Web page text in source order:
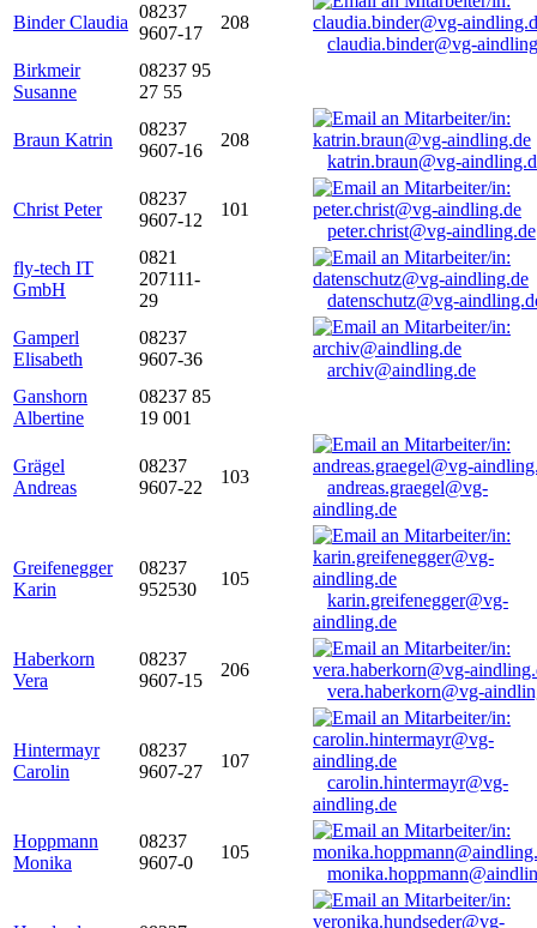
Binder Claudia
08237
9607-17
208
claudia.binder@vg-
Birkmeir
Susanne
08237 95
27 55
Braun Katrin
08237
9607-16
208
katrin.braun@vg-
Christ Peter
08237
9607-12
101
peter.christ@vg-aindling.de
fly-tech IT
GmbH
0821
207111-
29
datenschutz@vg-
Gamperl
Elisabeth
08237
9607-36
archiv@aindling.de
Ganshorn
Albertine
08237 85
19 001
Grägel
Andreas
08237
9607-22
103
andreas.graegel@vg-
aindling.de
Greifenegger
Karin
08237
952530
105
karin.greifenegger@vg-
aindling.de
Haberkorn
Vera
08237
9607-15
206
vera.haberkorn@vg-
Hintermayr
Carolin
08237
9607-27
107
carolin.hintermayr@vg-
aindling.de
Hoppmann
Monika
08237
9607-0
105